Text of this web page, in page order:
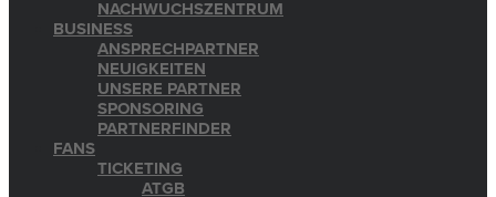
NACHWUCHSZENTRUM
BUSINESS
ANSPRECHPARTNER
NEUIGKEITEN
UNSERE PARTNER
SPONSORING
PARTNERFINDER
FANS
TICKETING
ATGB